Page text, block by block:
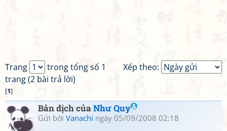
Xếp theo:
Trang
trong tổng số 1
trang (2 bài trả lời)
[1]
Bản dịch củaNhư Quy
Gửi bởi Vanachi ngày 05/09/2008 02:18